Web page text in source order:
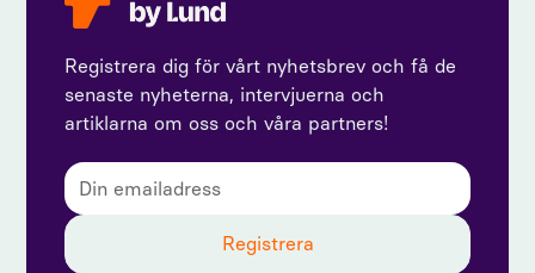
Registrera dig för vårt nyhetsbrev och få de
senaste nyheterna, intervjuerna och
artiklarna om oss och våra partners!